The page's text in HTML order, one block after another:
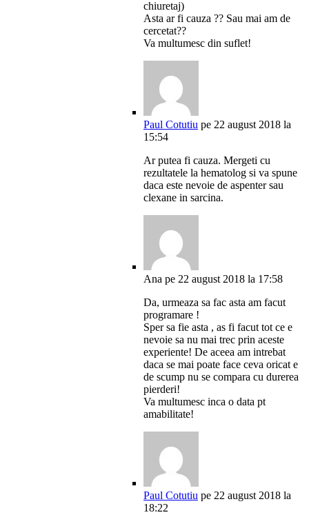
chiuretaj)
Asta ar fi cauza ?? Sau mai am de
cercetat??
Va multumesc din suflet!
Paul Cotutiu pe 22 august 2018 la
15:54
Ar putea fi cauza. Mergeti cu
rezultatele la hematolog si va spune
daca este nevoie de aspenter sau
clexane in sarcina.
Ana pe 22 august 2018 la 17:58
Da, urmeaza sa fac asta am facut
programare !
Sper sa fie asta , as fi facut tot ce e
nevoie sa nu mai trec prin aceste
experiente! De aceea am intrebat
daca se mai poate face ceva oricat e
de scump nu se compara cu durerea
pierderi!
Va multumesc inca o data pt
amabilitate!
Paul Cotutiu pe 22 august 2018 la
18:22